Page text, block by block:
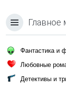
Главное
Фантастика и
Любовные
Детективы и